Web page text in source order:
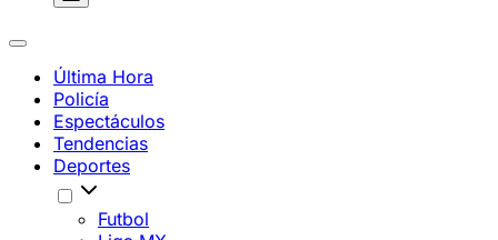
Última Hora
Policía
Espectáculos
Tendencias
Deportes
Futbol